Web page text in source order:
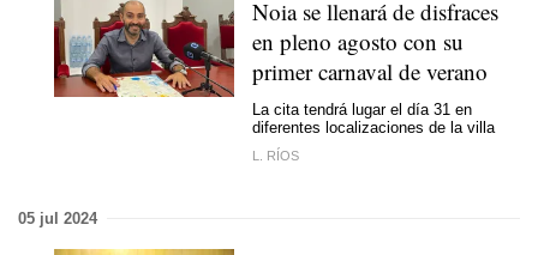
Noia se llenará de disfraces
en pleno agosto con su
primer carnaval de verano
La cita tendrá lugar el día 31 en
diferentes localizaciones de la villa
L. RÍOS
05 jul 2024